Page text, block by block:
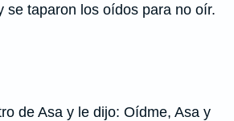
se taparon los oídos para no oír.
de Asa y le dijo: Oídme, Asa y